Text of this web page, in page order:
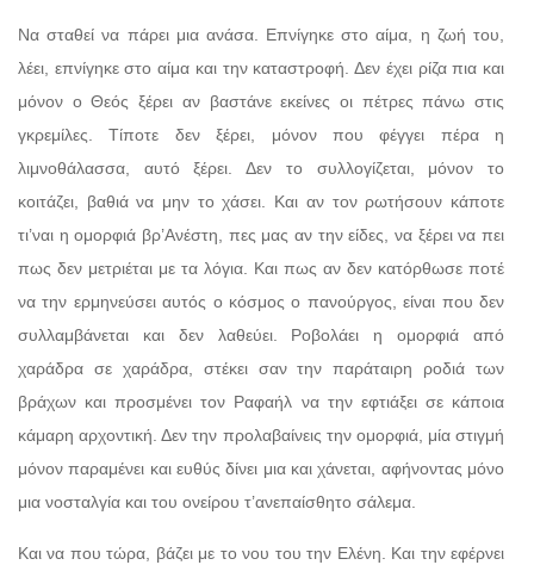
Να σταθεί να πάρει μια ανάσα. Επνίγηκε στο αίμα, η ζωή του,
λέει, επνίγηκε στο αίμα και την καταστροφή. Δεν έχει ρίζα πια και
μόνον ο Θεός ξέρει αν βαστάνε εκείνες οι πέτρες πάνω στις
γκρεμίλες. Τίποτε δεν ξέρει, μόνον που φέγγει πέρα η
λιμνοθάλασσα, αυτό ξέρει. Δεν το συλλογίζεται, μόνον το
κοιτάζει, βαθιά να μην το χάσει. Και αν τον ρωτήσουν κάποτε
τι’ναι η ομορφιά βρ’Ανέστη, πες μας αν την είδες, να ξέρει να πει
πως δεν μετριέται με τα λόγια. Και πως αν δεν κατόρθωσε ποτέ
να την ερμηνεύσει αυτός ο κόσμος ο πανούργος, είναι που δεν
συλλαμβάνεται και δεν λαθεύει. Ροβολάει η ομορφιά από
χαράδρα σε χαράδρα, στέκει σαν την παράταιρη ροδιά των
βράχων και προσμένει τον Ραφαήλ να την εφτιάξει σε κάποια
κάμαρη αρχοντική. Δεν την προλαβαίνεις την ομορφιά, μία στιγμή
μόνον παραμένει και ευθύς δίνει μια και χάνεται, αφήνοντας μόνο
μια νοσταλγία και του ονείρου τ’ανεπαίσθητο σάλεμα.
Και να που τώρα, βάζει με το νου του την Ελένη. Και την εφέρνει